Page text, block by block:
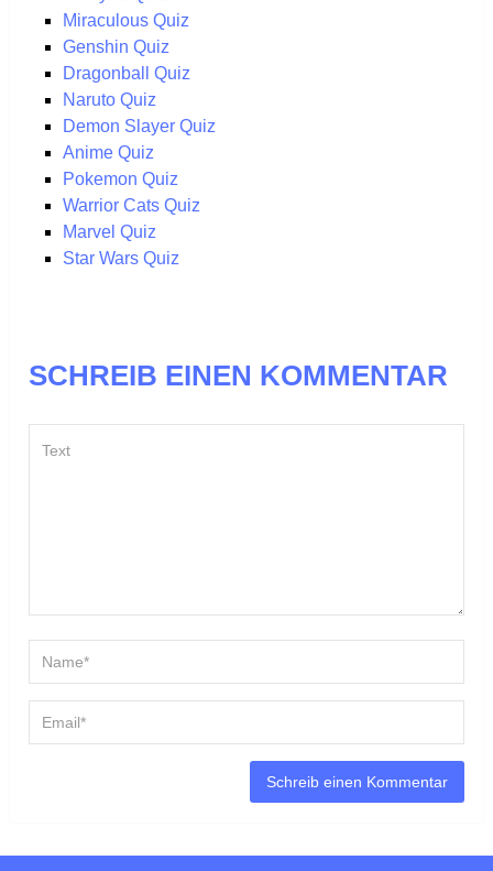
Miraculous Quiz
Genshin Quiz
Dragonball Quiz
Naruto Quiz
Demon Slayer Quiz
Anime Quiz
Pokemon Quiz
Warrior Cats Quiz
Marvel Quiz
Star Wars Quiz
SCHREIB EINEN KOMMENTAR